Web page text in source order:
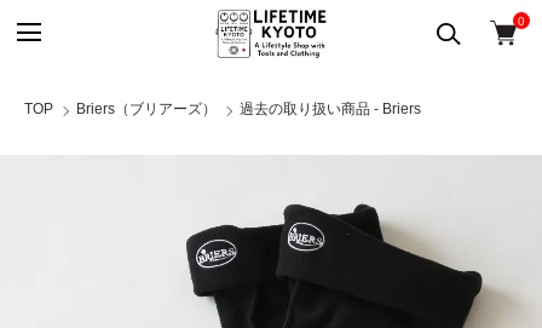
0
TOP Briers（ブリアーズ） 過去の取り扱い商品 - Briers